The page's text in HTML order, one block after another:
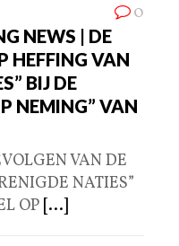
0
NEWS | DE
HEFFING VAN
BIJ DE
NEMING” VAN
VAN DE
NATIES”
OP [...]